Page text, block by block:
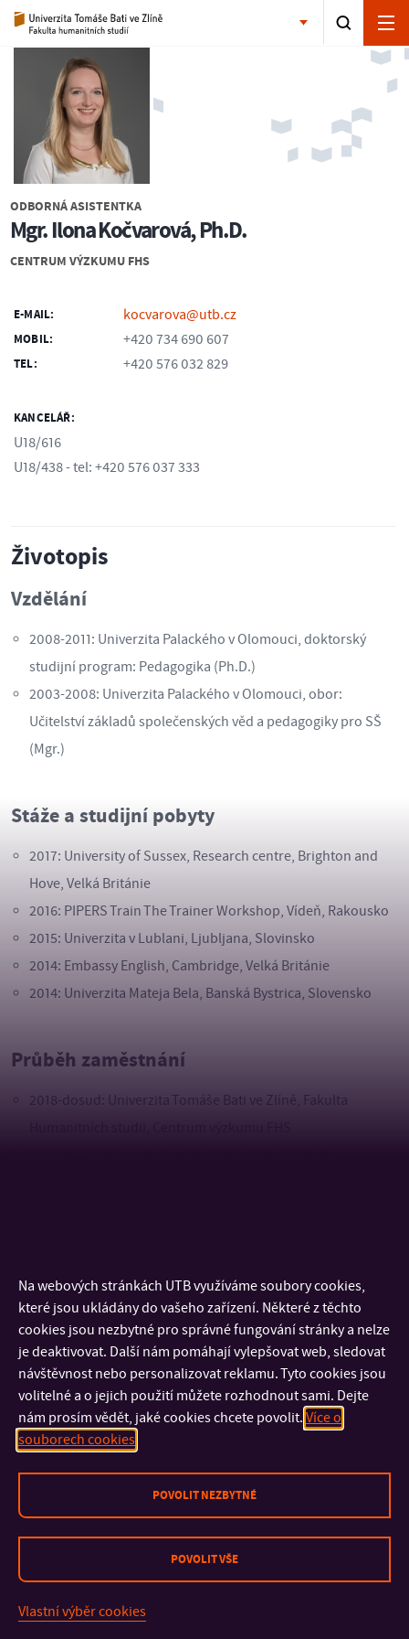
ODBORNÁ ASISTENTKA
Mgr. Ilona Kočvarová, Ph.D.
CENTRUM VÝZKUMU FHS
E-MAIL: kocvarova@utb.cz
MOBIL: +420 734 690 607
TEL: +420 576 032 829
KANCELÁŘ:
U18/616
U18/438 - tel: +420 576 037 333
Životopis
Vzdělání
2008-2011: Univerzita Palackého v Olomouci, doktorský
studijní program: Pedagogika (Ph.D.)
2003-2008: Univerzita Palackého v Olomouci, obor:
Učitelství základů společenských věd a pedagogiky pro SŠ
(Mgr.)
Stáže a studijní pobyty
2017: University of Sussex, Research centre, Brighton and
Hove, Velká Británie
2016: PIPERS Train The Trainer Workshop, Vídeň, Rakousko
2015: Univerzita v Lublani, Ljubljana, Slovinsko
2014: Embassy English, Cambridge, Velká Británie
2014: Univerzita Mateja Bela, Banská Bystrica, Slovensko
Průběh zaměstnání
2018-dosud: Univerzita Tomáše Bati ve Zlíně, Fakulta
Členství v organizacích
Česká asociace pedagogického výzkumu
Česká pedagogická společnost
Členství v orgánech
inovace
KONTAKT
Na webových stránkách UTB využíváme soubory cookies,
které jsou ukládány do vašeho zařízení. Některé z těchto
cookies jsou nezbytné pro správné fungování stránky a nelze
je deaktivovat. Další nám pomáhají vylepšovat web, sledovat
návštěvnost nebo personalizovat reklamu. Tyto cookies jsou
volitelné a o jejich použití můžete rozhodnout sami. Dejte
nám prosím vědět, jaké cookies chcete povolit. Více o
souborech cookies
POVOLIT NEZBYTNÉ
POVOLIT VŠE
Vlastní výběr cookies